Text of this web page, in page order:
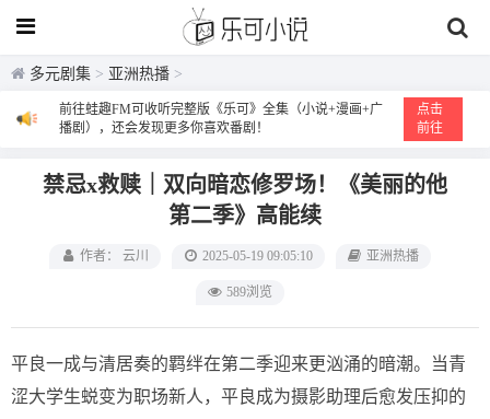
多元剧集 > 亚洲热播 >
前往蛙趣FM可收听完整版《乐可》全集（小说+漫画+广
播剧），还会发现更多你喜欢番剧！
点击
前往
禁忌x救赎｜双向暗恋修罗场！《美丽的他
第二季》高能续
作者： 云川 2025-05-19 09:05:10 亚洲热播
589浏览
平良一成与清居奏的羁绊在第二季迎来更汹涌的暗潮。当青
涩大学生蜕变为职场新人，平良成为摄影助理后愈发压抑的